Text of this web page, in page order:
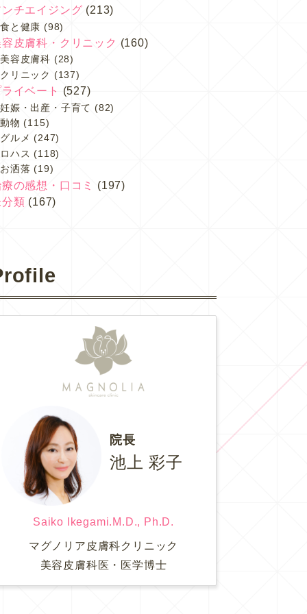
チエイジング (213)
食と健康 (98)
皮膚科・クリニック (160)
美容皮膚科 (28)
クリニック (137)
イベート (527)
妊娠・出産・子育て (82)
動物 (115)
グルメ (247)
ロハス (118)
お洒落 (19)
の感想・口コミ
(197)
類 (167)
院長
池上 彩子
Saiko Ikegami.M.D., Ph.D.
マグノリア皮膚科クリニック
美容皮膚科医・医学博士